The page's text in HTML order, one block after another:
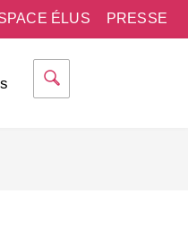
PRESSE
ÉLUS